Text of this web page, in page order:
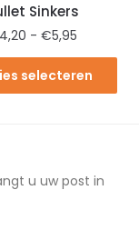
Sinkers
4,20 - €5,95
selecteren
u uw post in